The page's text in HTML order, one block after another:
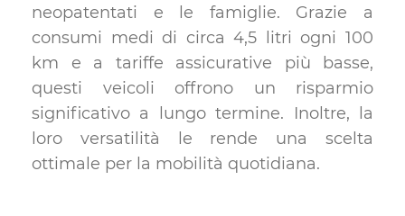
neopatentati e le famiglie. Grazie a
consumi medi di circa 4,5 litri ogni 100
km e a tariffe assicurative più basse,
questi veicoli offrono un risparmio
significativo a lungo termine. Inoltre, la
loro versatilità le rende una scelta
ottimale per la mobilità quotidiana.